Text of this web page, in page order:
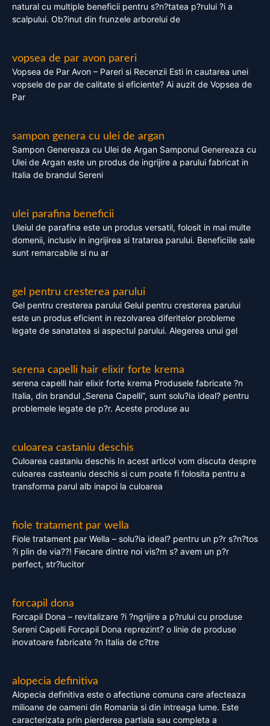
natural cu multiple beneficii pentru s?n?tatea p?rului ?i a
scalpului. Ob?inut din frunzele arborelui de
vopsea de par avon pareri
Vopsea de Par Avon – Pareri si Recenzii Esti in cautarea unei
vopsele de par de calitate si eficiente? Ai auzit de Vopsea de
Par
sampon genera cu ulei de argan
Sampon Genereaza cu Ulei de Argan Samponul Genereaza cu
Ulei de Argan este un produs de ingrijire a parului fabricat in
Italia de brandul Sereni
ulei parafina beneficii
Uleiul de parafina este un produs versatil, folosit in mai multe
domenii, inclusiv in ingrijirea si tratarea parului. Beneficiile sale
sunt remarcabile si nu ar
gel pentru cresterea parului
Gel pentru cresterea parului Gelul pentru cresterea parului
este un produs eficient in rezolvarea diferitelor probleme
legate de sanatatea si aspectul parului. Alegerea unui gel
serena capelli hair elixir forte krema
serena capelli hair elixir forte krema Produsele fabricate ?n
Italia, din brandul „Serena Capelli”, sunt solu?ia ideal? pentru
problemele legate de p?r. Aceste produse au
culoarea castaniu deschis
Culoarea castaniu deschis In acest articol vom discuta despre
culoarea casteaniu deschis si cum poate fi folosita pentru a
transforma parul alb inapoi la culoarea
fiole tratament par wella
Fiole tratament par Wella – solu?ia ideal? pentru un p?r s?n?tos
?i plin de via??! Fiecare dintre noi vis?m s? avem un p?r
perfect, str?lucitor
forcapil dona
Forcapil Dona – revitalizare ?i ?ngrijire a p?rului cu produse
Sereni Capelli Forcapil Dona reprezint? o linie de produse
inovatoare fabricate ?n Italia de c?tre
alopecia definitiva
Alopecia definitiva este o afectiune comuna care afecteaza
milioane de oameni din Romania si din intreaga lume. Este
caracterizata prin pierderea partiala sau completa a